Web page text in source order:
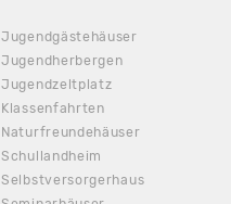
Jugendgästehäuser
Jugendherbergen
Jugendzeltplatz
Klassenfahrten
Naturfreundehäuser
Schullandheim
Selbstversorgerhaus